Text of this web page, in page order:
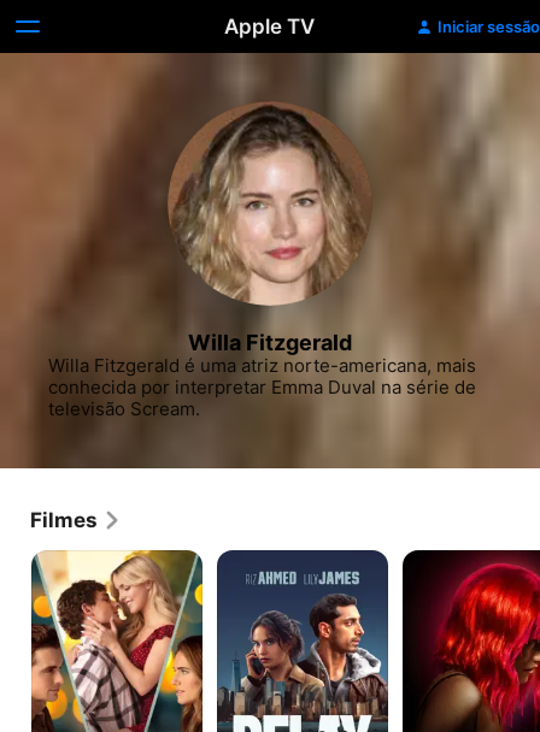
Apple TV Iniciar sessão
Willa Fitzgerald
Willa Fitzgerald é uma atriz norte-americana, mais
conhecida por interpretar Emma Duval na série de
televisão Scream.
Filmes
Se
Não
Fosse
Você
Relay
Perigoso
Desconhecidos